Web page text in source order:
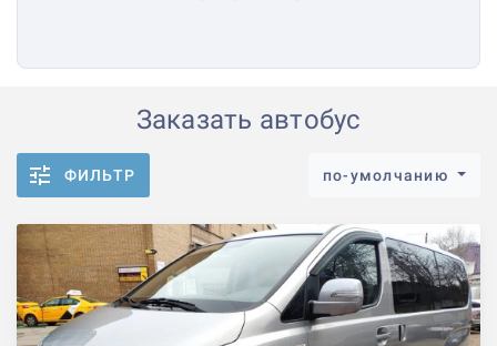
Заказать автобус
ФИЛЬТР по-умолчанию